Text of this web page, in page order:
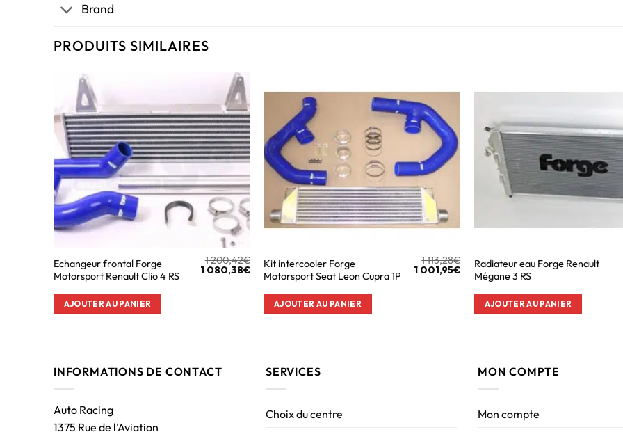
Brand
PRODUITS SIMILAIRES
Echangeur frontal Forge
Motorsport Renault Clio 4 RS
1 200,42€
1 080,38€
AJOUTER AU PANIER
Kit intercooler Forge
Motorsport Seat Leon Cupra 1P
1 113,28€
1 001,95€
AJOUTER AU PANIER
Radiateur eau Forge Renault
Mégane 3 RS
AJOUTER AU PANIER
INFORMATIONS DE CONTACT
Auto Racing
1375 Rue de l’Aviation
SERVICES
Choix du centre
MON COMPTE
Mon compte